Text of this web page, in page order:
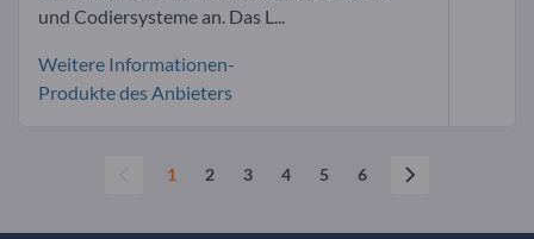
und Codiersysteme an. Das L...
Weitere Informationen-
Produkte des Anbieters
1 2 3 4 5 6